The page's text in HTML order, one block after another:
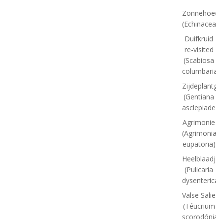
Zonnehoed
(Echinacea)
Duifkruid
re-visited
(Scabiosa
columbaria)
(Gentiana
Agrimonie
(Agrimonia
eupatoria)
(Pulicaria
dysenterica)
Valse Salie
(Téucrium
scorodónia)